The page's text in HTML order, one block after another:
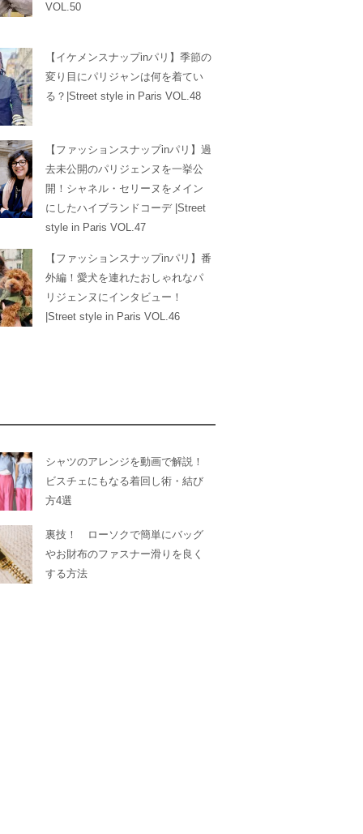
VOL.50
【イケメンスナップinパリ】季節の
変り目にパリジャンは何を着てい
る？|Street style in Paris VOL.48
【ファッションスナップinパリ】過
去未公開のパリジェンヌを一挙公
開！シャネル・セリーヌをメイン
にしたハイブランドコーデ |Street
style in Paris VOL.47
【ファッションスナップinパリ】番
外編！愛犬を連れたおしゃれなパ
リジェンヌにインタビュー！
|Street style in Paris VOL.46
シャツのアレンジを動画で解説！
ビスチェにもなる着回し術・結び
方4選
裏技！ ローソクで簡単にバッグ
やお財布のファスナー滑りを良く
する方法